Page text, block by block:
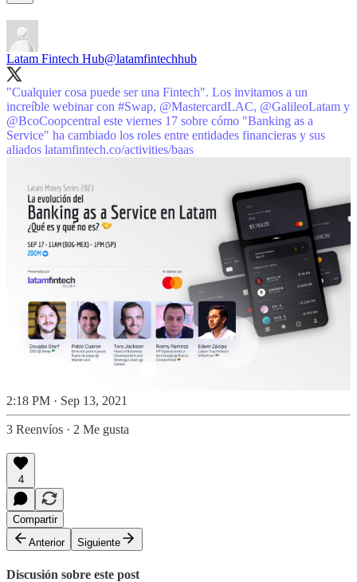
Latam Fintech Hub@latamfintechhub
"Cualquier cosa puede ser una Fintech". Los invitamos a un
increíble webinar con #Swap, @MastercardLAC, @GalileoLatam y
@BcoCoopcentral este viernes 17 sobre cómo "Banking as a
Service" ha cambiado los roles entre entidades financieras y sus
aliados latamfintech.co/activities/baas
2:18 PM · Sep 13, 2021
3 Reenvíos · 2 Me gusta
4
Compartir
Anterior
Siguiente
Discusión sobre este post